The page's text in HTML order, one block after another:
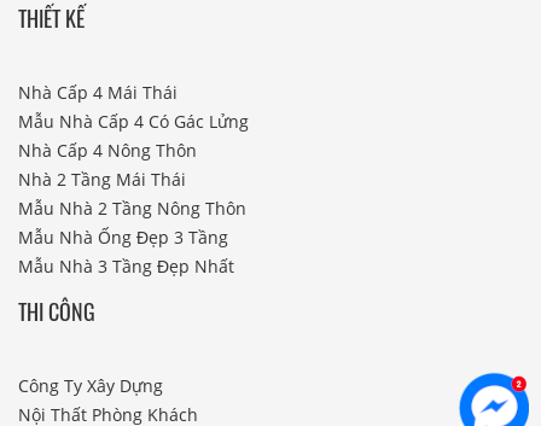
THIẾT KẾ
Nhà Cấp 4 Mái Thái
Mẫu Nhà Cấp 4 Có Gác Lửng
Nhà Cấp 4 Nông Thôn
Nhà 2 Tầng Mái Thái
Mẫu Nhà 2 Tầng Nông Thôn
Mẫu Nhà Ống Đẹp 3 Tầng
Mẫu Nhà 3 Tầng Đẹp Nhất
THI CÔNG
Công Ty Xây Dựng
Nội Thất Phòng Khách